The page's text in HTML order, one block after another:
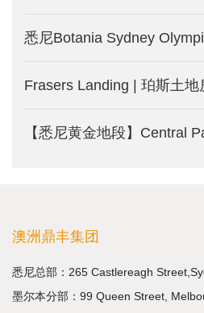
【悉尼黄金地段】Central
澳洲鼎丰集团
悉尼总部：265 Castlereagh
墨尔本分部：99 Queen Street,